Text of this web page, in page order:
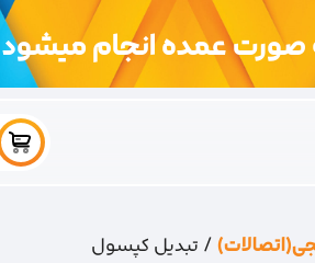
عمده انجام میشود
/ تبدیل کپسول